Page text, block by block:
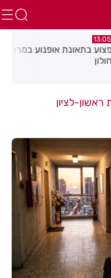
בתאונת אופנוע במרכז
ראשון-לציון